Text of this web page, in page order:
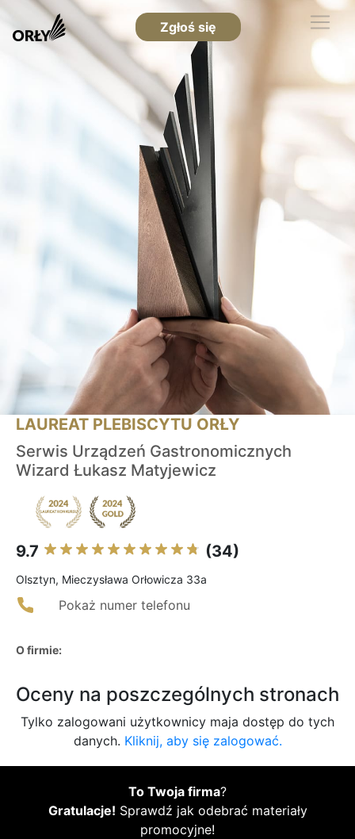
Zgłoś się
LAUREAT PLEBISCYTU ORŁY
Serwis Urządzeń Gastronomicznych
Wizard Łukasz Matyjewicz
9.7 (34)
Olsztyn, Mieczysława Orłowicza 33a
Pokaż numer telefonu
O firmie:
Oceny na poszczególnych stronach
Tylko zalogowani użytkownicy maja dostęp do tych
danych. Kliknij, aby się zalogować.
To Twoja firma?
Gratulacje! Sprawdź jak odebrać materiały
promocyjne!